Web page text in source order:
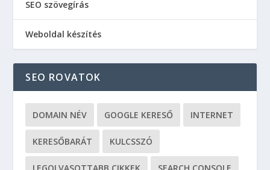
SEO szövegírás
Weboldal készítés
SEO ROVATOK
DOMAIN NÉV GOOGLE KERESŐ INTERNET
KERESŐBARÁT KULCSSZÓ
LEGOLVASOTTABB CIKKEK SEARCH CONSOLE